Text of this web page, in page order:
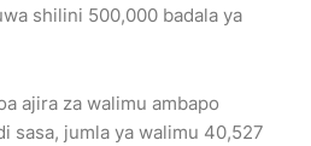
shilini 500,000 badala ya
ajira za walimu ambapo
sasa, jumla ya walimu 40,527